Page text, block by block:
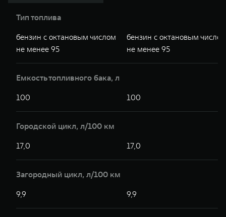
Тип топлива
бензин с октановым числом
не менее 95
бензин с октановым числом
не менее 95
Емкость топливного бака, л
100 100
Городской цикл, л/100 км
17,0 17,0
Загородный цикл, л/100 км
9,9 9,9